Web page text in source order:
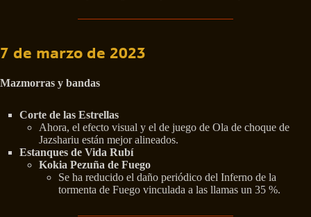
7 de marzo de 2023
Mazmorras y bandas
Corte de las Estrellas
Ahora, el efecto visual y el de juego de Ola de choque de
Jazshariu están mejor alineados.
Estanques de Vida Rubí
Kokia Pezuña de Fuego
Se ha reducido el daño periódico del Inferno de la
tormenta de Fuego vinculada a las llamas un 35 %.